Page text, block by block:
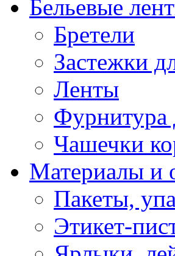
Бельевые
Бретели
Застежки
Ленты
Фурнитура
Чашечки
Материалы и
Пакеты,
Этикет-